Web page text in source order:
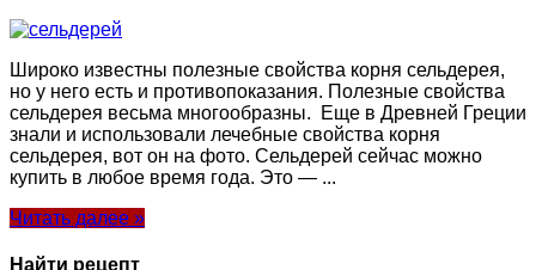
Широко известны полезные свойства корня сельдерея,
но у него есть и противопоказания. Полезные свойства
сельдерея весьма многообразны. Еще в Древней Греции
знали и использовали лечебные свойства корня
сельдерея, вот он на фото. Сельдерей сейчас можно
купить в любое время года. Это — ...
Читать далее »
Найти рецепт